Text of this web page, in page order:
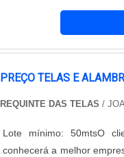
PREÇO TELAS E
REQUINTE DAS TELAS /
Lote mínimo: 50mtsO
conhecerá a melhor